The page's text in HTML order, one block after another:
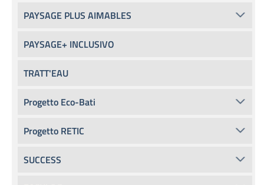
PAYSAGE PLUS AIMABLES
PAYSAGE+ INCLUSIVO
TRATT'EAU
Progetto Eco-Bati
Progetto RETIC
SUCCESS